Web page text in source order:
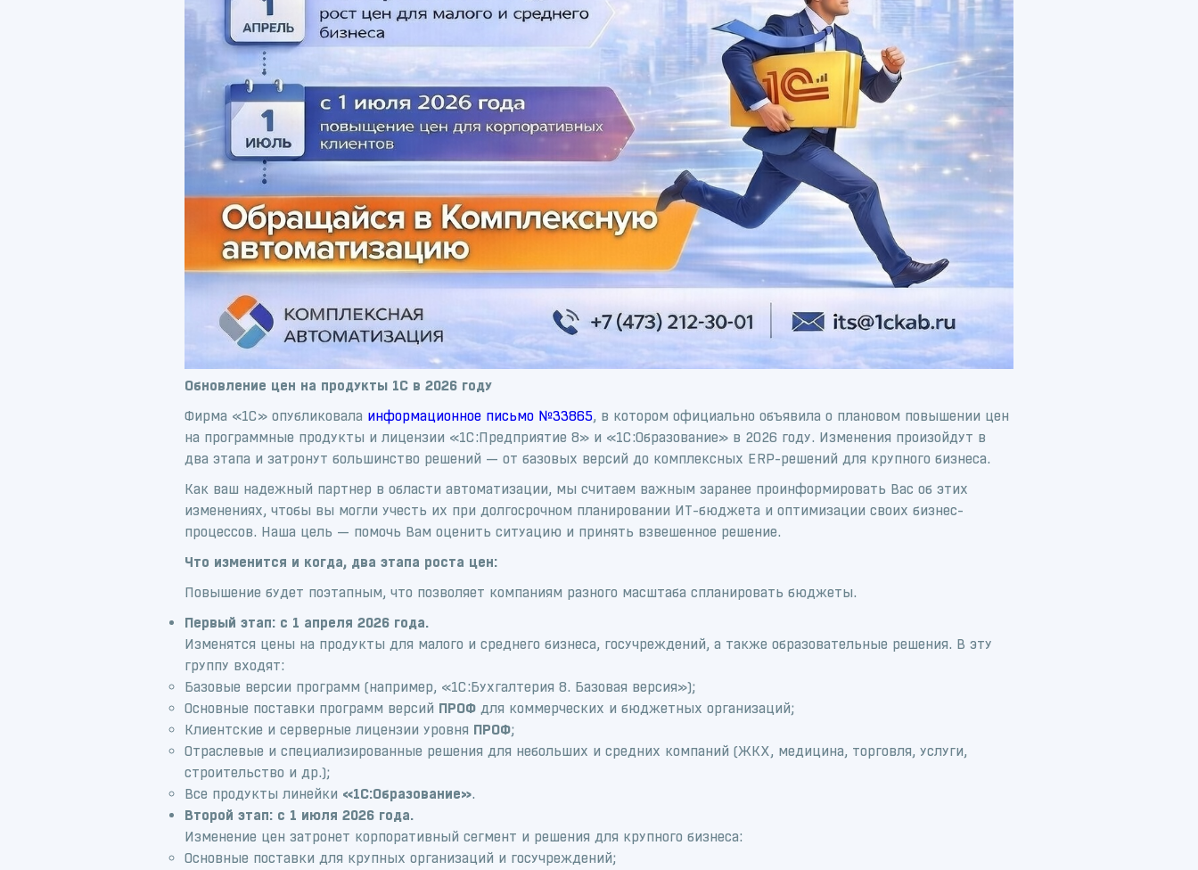
Обновление цен на продукты 1С в 2026 году
Фирма «1С» опубликовала информационное письмо №33865, в котором официально объявила о плановом повышении цен
на программные продукты и лицензии «1С:Предприятие 8» и «1С:Образование» в 2026 году. Изменения произойдут в
два этапа и затронут большинство решений — от базовых версий до комплексных ERP-решений для крупного бизнеса.
Как ваш надежный партнер в области автоматизации, мы считаем важным заранее проинформировать Вас об этих
изменениях, чтобы вы могли учесть их при долгосрочном планировании ИТ-бюджета и оптимизации своих бизнес-
процессов. Наша цель — помочь Вам оценить ситуацию и принять взвешенное решение.
Что изменится и когда, два этапа роста цен:
Повышение будет поэтапным, что позволяет компаниям разного масштаба спланировать бюджеты.
Первый этап: с 1 апреля 2026 года.
Изменятся цены на продукты для малого и среднего бизнеса, госучреждений, а также образовательные решения. В эту
группу входят:
Базовые версии программ (например, «1С:Бухгалтерия 8. Базовая версия»);
Основные поставки программ версий ПРОФ для коммерческих и бюджетных организаций;
Клиентские и серверные лицензии уровня ПРОФ;
Отраслевые и специализированные решения для небольших и средних компаний (ЖКХ, медицина, торговля, услуги,
строительство и др.);
Все продукты линейки «1С:Образование».
Второй этап: с 1 июля 2026 года.
Изменение цен затронет корпоративный сегмент и решения для крупного бизнеса:
Основные поставки для крупных организаций и госучреждений;